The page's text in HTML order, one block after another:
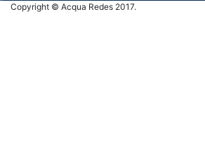
Copyright © Acqua Redes 2017.